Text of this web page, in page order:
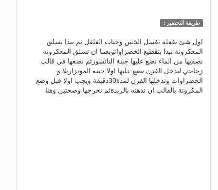
طريقة التحضير :
اول شئ نفعله نغسل الخس وحبات الفلفل ثم نبدا بسلق
المعكرونة نبدا بتقطيع الخضراواتوبعما ان تسلق المعكرونة
نصفيها من الماء نضع عليها جبنة الناتشوزثم نضعها في قالب
زجاجي لتدخل الفرن نضع عليها اولا حبنة الموتزاريلا و
الخضراوات وندخلها الفرن لمدة30دقيقة ويجب اولا قبل وضع
المكرونة بالقالب ان ندهنه بالزبدةثم نخرجها وصحتين وهنا